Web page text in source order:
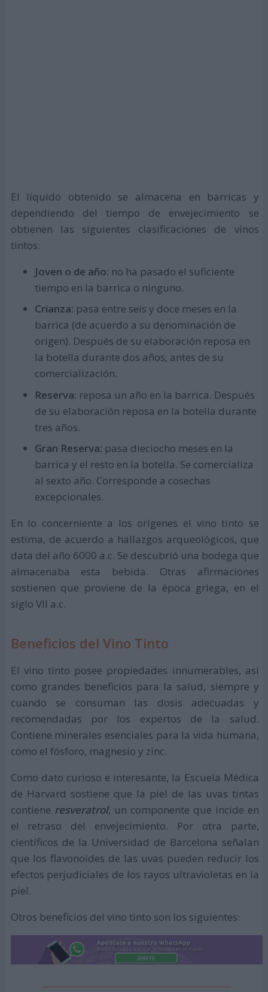
El líquido obtenido se almacena en barricas y
dependiendo del tiempo de envejecimiento se
obtienen las siguientes clasificaciones de vinos
tintos:
Joven o de año: no ha pasado el suficiente
tiempo en la barrica o ninguno.
Crianza: pasa entre seis y doce meses en la
barrica (de acuerdo a su denominación de
origen). Después de su elaboración reposa en
la botella durante dos años, antes de su
comercialización.
Reserva: reposa un año en la barrica. Después
de su elaboración reposa en la botella durante
tres años.
Gran Reserva: pasa dieciocho meses en la
barrica y el resto en la botella. Se comercializa
al sexto año. Corresponde a cosechas
excepcionales.
En lo concerniente a los orígenes el vino tinto se
estima, de acuerdo a hallazgos arqueológicos, que
data del año 6000 a.c. Se descubrió una bodega que
almacenaba esta bebida. Otras afirmaciones
sostienen que proviene de la época griega, en el
siglo VII a.c.
Beneficios del Vino Tinto
El vino tinto posee propiedades innumerables, así
como grandes beneficios para la salud, siempre y
cuando se consuman las dosis adecuadas y
recomendadas por los expertos de la salud.
Contiene minerales esenciales para la vida humana,
como el fósforo, magnesio y zinc.
Como dato curioso e interesante, la Escuela Médica
de Harvard sostiene que la piel de las uvas tintas
contiene resveratrol, un componente que incide en
el retraso del envejecimiento. Por otra parte,
científicos de la Universidad de Barcelona señalan
que los flavonoides de las uvas pueden reducir los
efectos perjudiciales de los rayos ultravioletas en la
piel.
Otros beneficios del vino tinto son los siguientes: